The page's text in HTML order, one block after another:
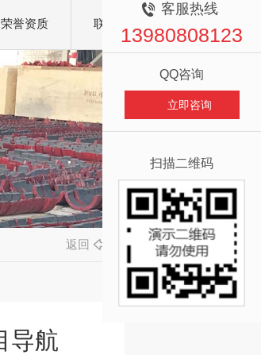
荣誉资质 联系我们
返回
导航
客服热线
13980808123
QQ咨询
立即咨询
扫描二维码